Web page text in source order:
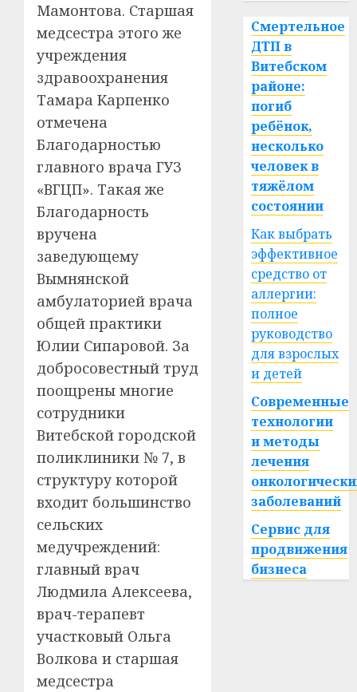
Мамонтова. Старшая
медсестра этого же
учреждения
здравоохранения
Тамара Карпенко
отмечена
Благодарностью
главного врача ГУЗ
«ВГЦП». Такая же
Благодарность
вручена
заведующему
Вымнянской
амбулаторией врача
общей практики
Юлии Сипаровой. За
добросовестный труд
поощрены многие
сотрудники
Витебской городской
поликлиники № 7, в
структуру которой
входит большинство
сельских
медучреждений:
главный врач
Людмила Алексеева,
врач-терапевт
участковый Ольга
Волкова и старшая
медсестра
Смертельное
ДТП в
Витебском
районе:
погиб
ребёнок,
несколько
человек в
тяжёлом
состоянии
Как выбрать
эффективное
средство от
аллергии:
полное
руководство
для взрослых
и детей
Современные
технологии
и методы
лечения
заболеваний
Сервис для
продвижения
бизнеса